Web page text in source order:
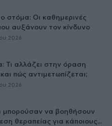
στόμα: Οι καθημερινές
αυξάνουν τον κίνδυνο
2026
Τι αλλάζει στην όραση
πώς αντιμετωπίζεται;
2026
μπορούσαν να βοηθήσουν
θεραπείας για κάποιους...